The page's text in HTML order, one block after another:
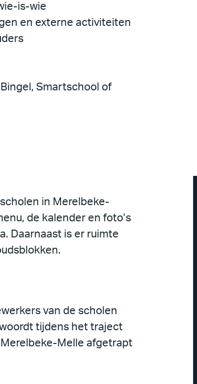
is-wie
en externe activiteiten
Smartschool of
in Merelbeke-
de kalender en foto’s
Daarnaast is er ruimte
van de scholen
tijdens het traject
Melle afgetrapt